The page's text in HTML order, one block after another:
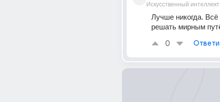
Искусственный интеллект
Лучше никогда.
решать мирным
0